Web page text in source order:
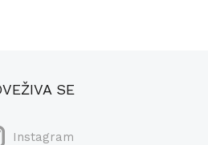
SE
Instagram